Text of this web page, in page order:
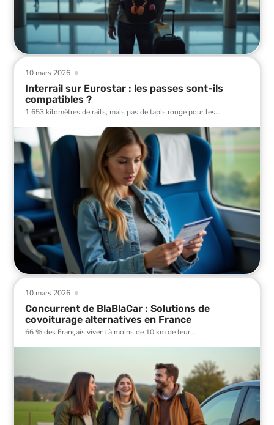
10 mars 2026
Interrail sur Eurostar : les passes sont-ils
compatibles ?
1 653 kilomètres de rails, mais pas de tapis rouge pour les…
10 mars 2026
Concurrent de BlaBlaCar : Solutions de
covoiturage alternatives en France
66 % des Français vivent à moins de 10 km de leur…